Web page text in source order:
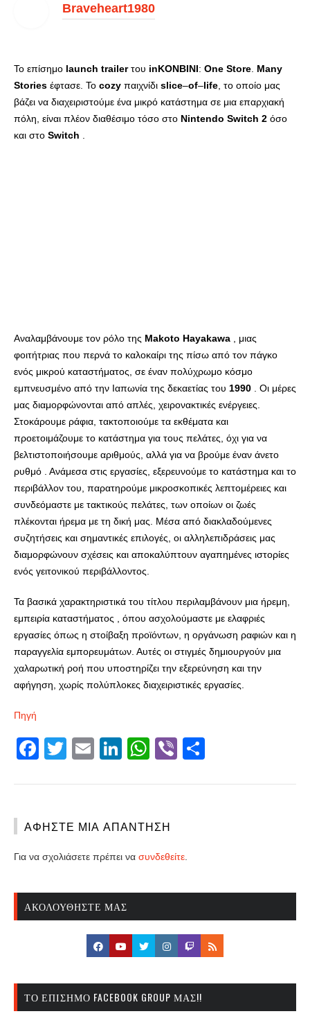
Braveheart1980
Το επίσημο launch trailerτου inKONBINI: One Store Many
Stories έφτασε. Το cozy παιχνίδι slice–of–life , το οποίο μας
βάζει να διαχειριστούμε ένα μικρό κατάστημα σε μια επαρχιακή
πόλη, είναι πλέον διαθέσιμο τόσο στο Nintendo Switch 2 όσο
και στο Switch
Αναλαμβάνουμε τον ρόλο της Makoto Hayakawa , μιας
φοιτήτριας που περνά το καλοκαίρι της πίσω από τον πάγκο
ενός μικρού καταστήματος, σε έναν πολύχρωμο κόσμο
εμπνευσμένο από την Ιαπωνία της δεκαετίας του 1990 . Οι μέρες
μας διαμορφώνονται από απλές, χειρονακτικές ενέργειες.
Στοκάρουμε ράφια, τακτοποιούμε τα εκθέματα και
προετοιμάζουμε το κατάστημα για τους πελάτες, όχι για να
βελτιστοποιήσουμε αριθμούς, αλλά για να βρούμε έναν άνετο
ρυθμό . Ανάμεσα στις εργασίες, εξερευνούμε το κατάστημα και το
περιβάλλον του, παρατηρούμε μικροσκοπικές λεπτομέρειες και
συνδεόμαστε με τακτικούς πελάτες, των οποίων οι ζωές
πλέκονται ήρεμα με τη δική μας. Μέσα από διακλαδούμενες
συζητήσεις και σημαντικές επιλογές, οι αλληλεπιδράσεις μας
διαμορφώνουν σχέσεις και αποκαλύπτουν αγαπημένες ιστορίες
ενός γειτονικού περιβάλλοντος.
Τα βασικά χαρακτηριστικά του τίτλου περιλαμβάνουν μια ήρεμη,
εμπειρία καταστήματος , όπου ασχολούμαστε με ελαφριές
εργασίες όπως η στοίβαξη προϊόντων, η οργάνωση ραφιών και η
παραγγελία εμπορευμάτων. Αυτές οι στιγμές δημιουργούν μια
χαλαρωτική ροή που υποστηρίζει την εξερεύνηση και την
αφήγηση, χωρίς πολύπλοκες διαχειριστικές εργασίες.
Πηγή
Facebook
Twitter
EmailLinkedIn
WhatsApp
Viber
ΑΦΉΣΤΕ ΜΙΑ ΑΠΆΝΤΗΣΗ
Για να σχολιάσετε πρέπει να συνδεθείτε
ΑΚΟΛΟΥΘΉΣΤΕ ΜΑΣ
ΤΟ ΕΠΊΣΗΜΟ FACEBOOK GROUP ΜΑΣ!!